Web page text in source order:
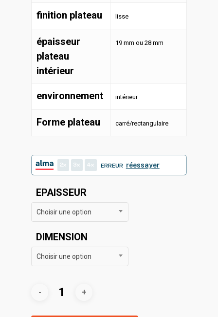
finition plateau lisse
épaisseur
plateau
intérieur
19 mm ou 28 mm
environnement intérieur
Forme plateau carré/rectangulaire
2 3 4 ERREUR réessayer
EPAISSEUR
Choisir une option
DIMENSION
Choisir une option